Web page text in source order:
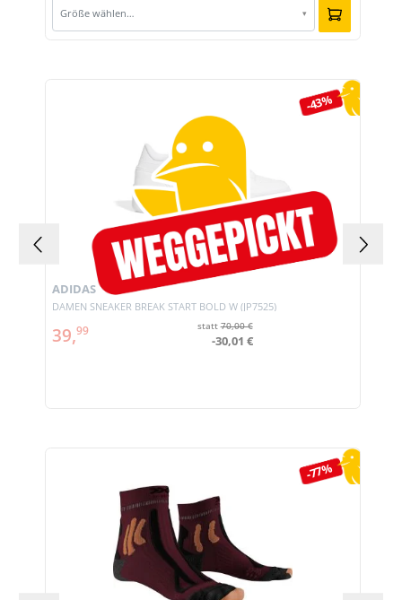
Größe wählen… ▾
-43%
DAMEN SNEAKER BREAK START BOLD W (JP7525)
ADIDAS
39,99 statt70,00 €
-30,01 €
-77%